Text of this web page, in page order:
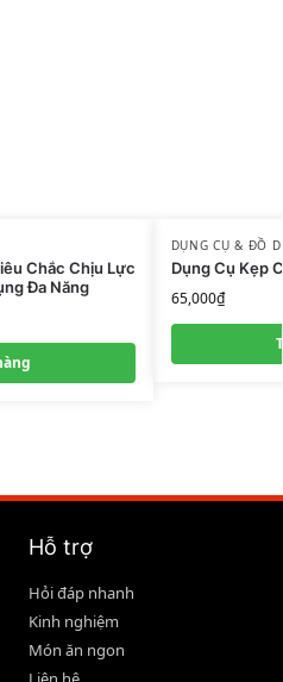
Chắc Chịu Lực
Đa Năng
DỤNG CỤ & ĐỒ
Dụng Cụ Kẹp
65,000₫
Hỗ trợ
Hỏi đáp nhanh
Kinh nghiệm
Món ăn ngon